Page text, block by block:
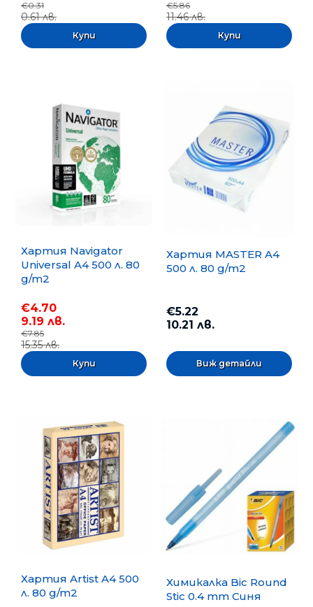
€0.31
0.61 лв.
€5.86
11.46 лв.
Хартия Navigator
Universal A4 500 л. 80
g/m2
€4.70
9.19 лв.
€7.85
15.35 лв.
Хартия MASTER A4
500 л. 80 g/m2
€5.22
10.21 лв.
Виж детайли
Хартия Artist A4 500
л. 80 g/m2
Химикалка Bic Round
Stic 0.4 mm Синя